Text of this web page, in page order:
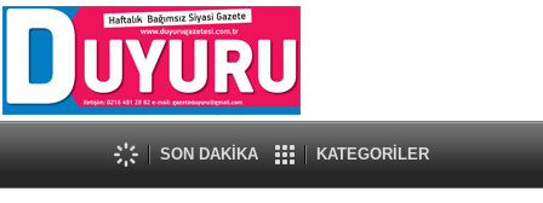
SON DAKİKA KATEGORİLER